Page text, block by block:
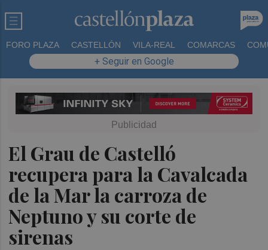
FORO PLAZA CASTELLÓN VILA-REAL COMARCAS
+ Seguir en Google
El Grau de Castelló
recupera para la Cavalcada
de la Mar la carroza de
Neptuno y su corte de
sirenas